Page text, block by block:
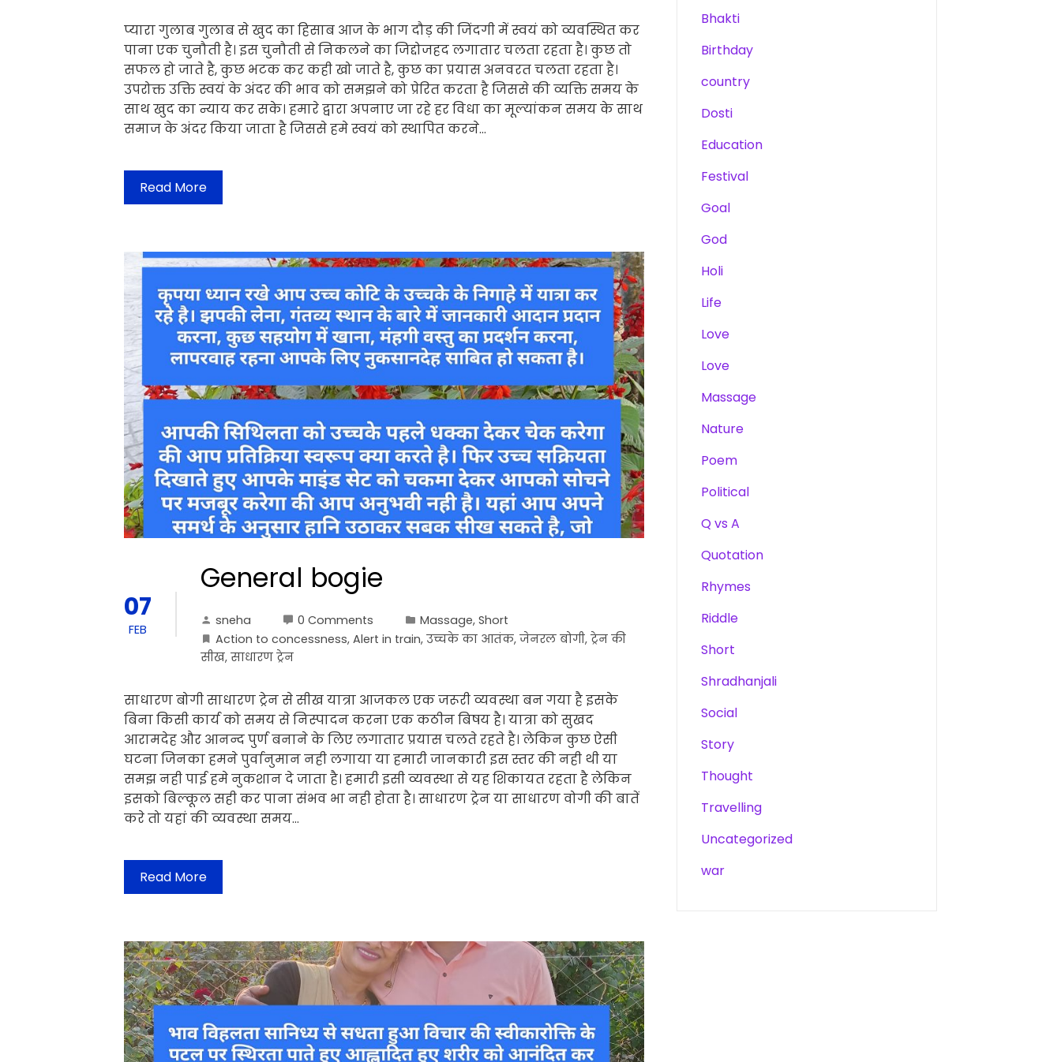
प्यारा गुलाब गुलाब से खुद का हिसाब आज के भाग दौड़ की जिंदगी में स्वयं को व्यवस्थित कर
पाना एक चुनौती है। इस चुनौती से निकलने का जिद्दोजहद लगातार चलता रहता है। कुछ तो
सफल हो जाते है, कुछ भटक कर कही खो जाते है, कुछ का प्रयास अनवरत चलता रहता है।
उपरोक्त उक्ति स्वयं के अंदर की भाव को समझने को प्रेरित करता है जिससे की व्यक्ति समय के
साथ खुद का न्याय कर सके। हमारे द्वारा अपनाए जा रहे हर विधा का मूल्यांकन समय के साथ
समाज के अंदर किया जाता है जिससे हमे स्वयं को स्थापित करने…
Read More
07
FEB
General bogie
sneha 0 Comments Massage, Short
Action to concessness, Alert in train, उच्चके का आतंक, जेनरल बोगी, ट्रेन की
सीख, साधारण ट्रेन
साधारण बोगी साधारण ट्रेन से सीख यात्रा आजकल एक जरूरी व्यवस्था बन गया है इसके
बिना किसी कार्य को समय से निस्पादन करना एक कठीन बिषय है। यात्रा को सुखद
आरामदेह और आनन्द पुर्ण बनाने के लिए लगातार प्रयास चलते रहते है। लेकिन कुछ ऐसी
घटना जिनका हमने पुर्वानुमान नही लगाया या हमारी जानकारी इस स्तर की नही थी या
समझ नही पाई हमे नुकशान दे जाता है। हमारी इसी व्यवस्था से यह शिकायत रहता है लेकिन
इसको बिल्कूल सही कर पाना संभव भा नही होता है। साधारण ट्रेन या साधारण वोगी की बातें
करे तो यहां की व्यवस्था समय…
Read More
Bhakti
Birthday
country
Dosti
Education
Festival
Goal
God
Holi
Life
Love
Love
Massage
Nature
Poem
Political
Q vs A
Quotation
Rhymes
Riddle
Short
Shradhanjali
Social
Story
Thought
Travelling
Uncategorized
war